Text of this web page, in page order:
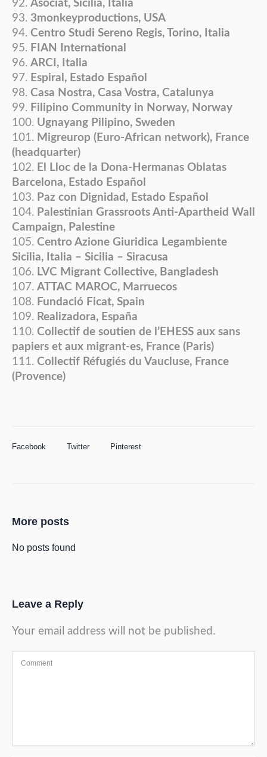
Asociat, Sicilia, Italia
3monkeyproductions, USA
Centro Studi Sereno Regis, Torino, Italia
FIAN International
ARCI, Italia
Espiral, Estado Español
Casa Nostra, Casa Vostra, Catalunya
Filipino Community in Norway, Norway
Ugnayang Pilipino, Sweden
Migreurop (Euro-African network), France
(headquarter)
El Lloc de la Dona-Hermanas Oblatas
Barcelona, Estado Español
Paz con Dignidad, Estado Español
Palestinian Grassroots Anti-Apartheid Wall
Campaign, Palestine
Centro Azione Giuridica Legambiente
Sicilia, Italia – Sicilia – Siracusa
LVC Migrant Collective, Bangladesh
ATTAC MAROC, Marruecos
Fundació Ficat, Spain
Realizadora, España
Collectif de soutien de l’EHESS aux sans
papiers et aux migrant-es, France (Paris)
Collectif Réfugiés du Vaucluse, France
(Provence)
Facebook Twitter Pinterest
More posts
No posts found
Leave a Reply
Your email address will not be published.
Comment